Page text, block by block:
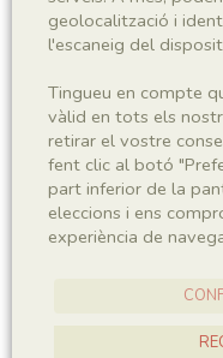
Plantae
Sigla
MNHN 17496
Taxonomia
geolocalització i
l'escaneig del
Tingueu en compte
vàlid en tots els
retirar el vostre
fent clic al botó
part inferior de la
eleccions i ens
experiència de